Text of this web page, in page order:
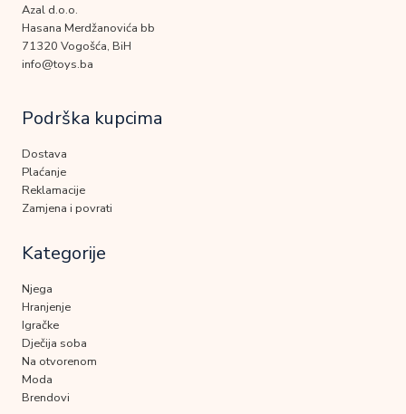
Azal d.o.o.
Hasana Merdžanovića bb
71320 Vogošća, BiH
info@toys.ba
Podrška kupcima
Dostava
Plaćanje
Reklamacije
Zamjena i povrati
Kategorije
Njega
Hranjenje
Igračke
Dječija soba
Na otvorenom
Moda
Brendovi